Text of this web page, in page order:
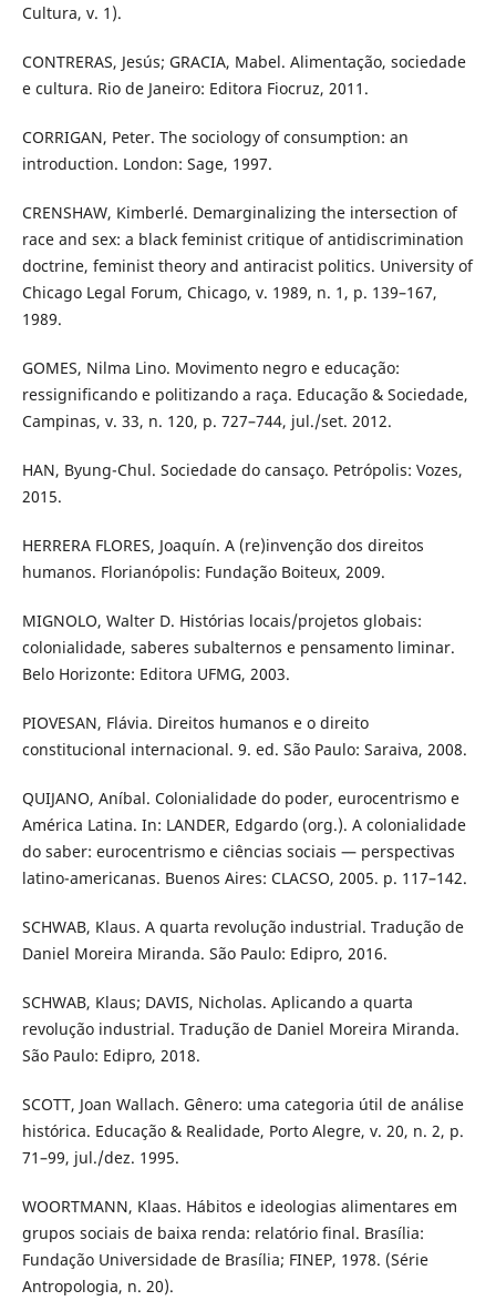
Cultura, v. 1).
CONTRERAS, Jesús; GRACIA, Mabel. Alimentação, sociedade
e cultura. Rio de Janeiro: Editora Fiocruz, 2011.
CORRIGAN, Peter. The sociology of consumption: an
introduction. London: Sage, 1997.
CRENSHAW, Kimberlé. Demarginalizing the intersection of
race and sex: a black feminist critique of antidiscrimination
doctrine, feminist theory and antiracist politics. University of
Chicago Legal Forum, Chicago, v. 1989, n. 1, p. 139–167,
1989.
GOMES, Nilma Lino. Movimento negro e educação:
ressignificando e politizando a raça. Educação & Sociedade,
Campinas, v. 33, n. 120, p. 727–744, jul./set. 2012.
HAN, Byung-Chul. Sociedade do cansaço. Petrópolis: Vozes,
2015.
HERRERA FLORES, Joaquín. A (re)invenção dos direitos
humanos. Florianópolis: Fundação Boiteux, 2009.
MIGNOLO, Walter D. Histórias locais/projetos globais:
colonialidade, saberes subalternos e pensamento liminar.
Belo Horizonte: Editora UFMG, 2003.
PIOVESAN, Flávia. Direitos humanos e o direito
constitucional internacional. 9. ed. São Paulo: Saraiva, 2008.
QUIJANO, Aníbal. Colonialidade do poder, eurocentrismo e
América Latina. In: LANDER, Edgardo (org.). A colonialidade
do saber: eurocentrismo e ciências sociais — perspectivas
latino-americanas. Buenos Aires: CLACSO, 2005. p. 117–142.
SCHWAB, Klaus. A quarta revolução industrial. Tradução de
Daniel Moreira Miranda. São Paulo: Edipro, 2016.
SCHWAB, Klaus; DAVIS, Nicholas. Aplicando a quarta
revolução industrial. Tradução de Daniel Moreira Miranda.
São Paulo: Edipro, 2018.
SCOTT, Joan Wallach. Gênero: uma categoria útil de análise
histórica. Educação & Realidade, Porto Alegre, v. 20, n. 2, p.
71–99, jul./dez. 1995.
WOORTMANN, Klaas. Hábitos e ideologias alimentares em
grupos sociais de baixa renda: relatório final. Brasília:
Fundação Universidade de Brasília; FINEP, 1978. (Série
Antropologia, n. 20).